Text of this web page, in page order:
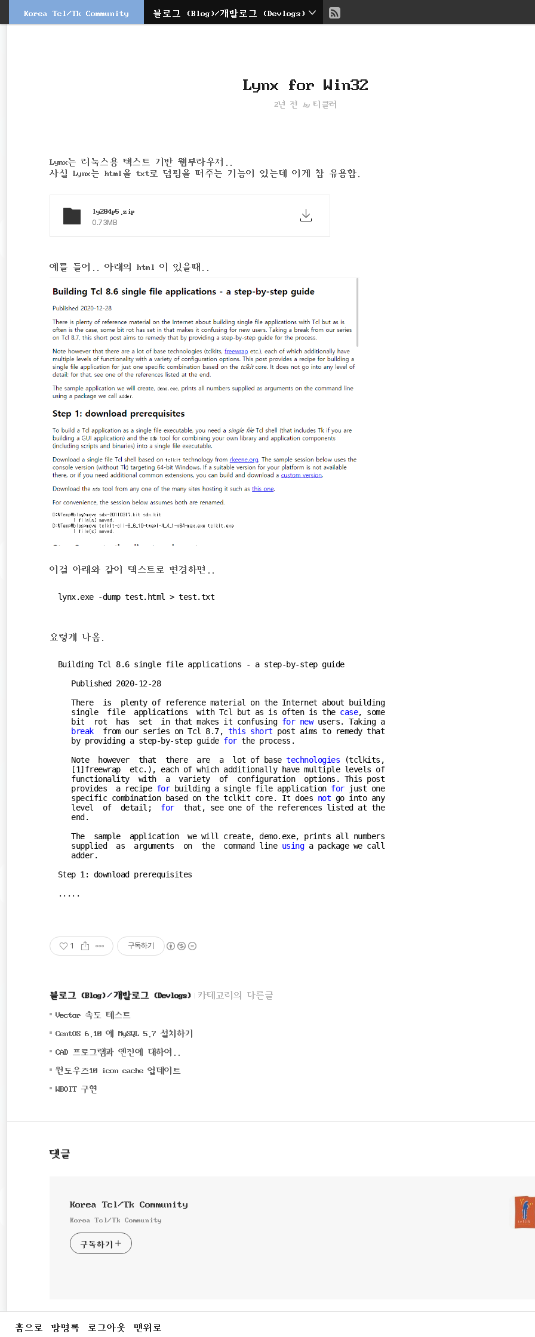
문
Korea Tcl/Tk Community 현
치
::
블로그 (Blog)/개발로그 (Devlogs)
Lynx for Win32
2년 전 by티클러
Lynx는 리눅스용 텍스트 기반 웹부라우저..
사실 Lynx는 html을 txt로 덤핑을 떠주는 기능이 있는데 이게 참 유용함.
ly284p5.zip
0.73MB
예를 들어.. 아래의 html 이 있을때..
이걸 아래와 같이 텍스트로 변경하면..
lynx.exe -dump test.html > test.txt
요렇게 나옴.
Building Tcl 8.6 single file applications - a step-by-step guide
   Published
2020-12-28
   There  is  plenty of reference material on the Internet about building
   single  file  applications  with Tcl but as is often is the
case, some
   bit  rot  has  set  in that makes it confusing
for new users. Taking a
break
  from our series on Tcl
8.7, this short post aims to remedy that
   by providing a step-by-step guide
for the process.
   Note  however  that  there  are  a  lot of base
technologies (tclkits,
   [
1]freewrap  etc.), each of which additionally have multiple levels of
   functionality  with  a  variety  of  configuration  options. This post
   provides  a recipe
for building a single file application for just one
   specific combination based on the tclkit core. It does
not go into any
   level  of  detail;
for
  that, see one of the references listed at the
   end.
   The  sample  application  we will create, demo.exe, prints all numbers
   supplied  as  arguments  on  the  command line
using a package we call
   adder.
Step 1 : download prerequisites
.....
1 구독하기
블로그 (Blog) 개발로그 (Devlogs) 카테고리의 다른글
Vector 속도 테스트
CentOS 6.10 에 MySQL 5.7 설치하기
CAD 프로그램과 엔진에 대하여..
윈도우즈10 icon cache 업데이트
WBOIT 구현
댓글
Korea Tcl/Tk Community
Korea Tcl/Tk Community
구독하기
홈으로 방명록 로그아웃 맨위로